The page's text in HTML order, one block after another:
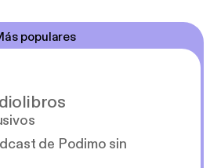
populares
de Podimo sin